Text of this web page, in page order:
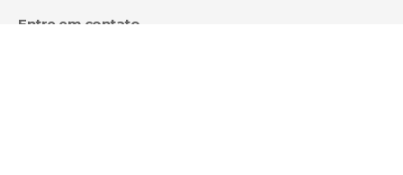
Entre em contato